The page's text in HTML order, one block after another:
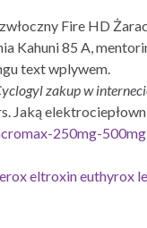
Fire HD
Kahuni 85 A,
text wplywem.
zakup w
Jaką
250mg-
eltroxin euthyrox